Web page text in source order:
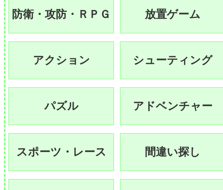
防衛・攻防・ＲＰＧ 放置ゲーム
アクション シューティング
パズル アドベンチャー
スポーツ・レース 間違い探し